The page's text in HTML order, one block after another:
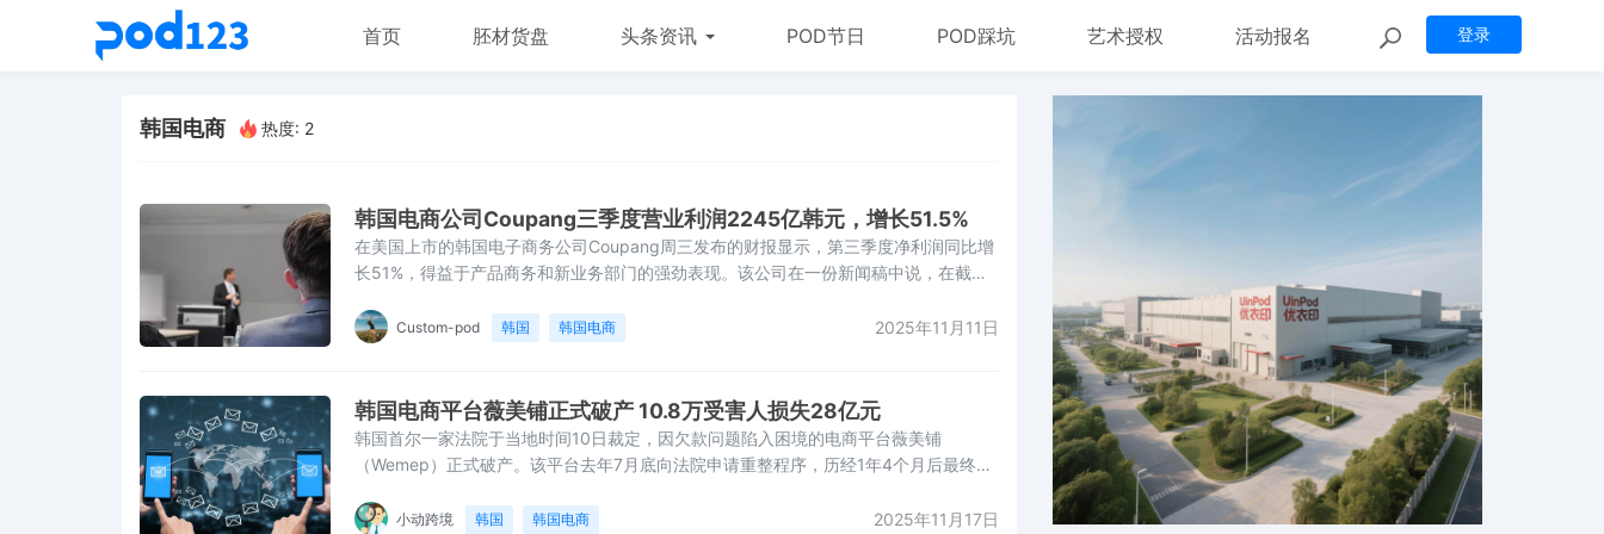
登录
首页 胚材货盘 头条资讯 POD节日 POD踩坑 艺术授权 活动报名
韩国电商 热度: 2
韩国电商公司Coupang三季度营业利润2245亿韩元，增长51.5%
在美国上市的韩国电子商务公司Coupang周三发布的财报显示，第三季度净利润同比增
长51%，得益于产品商务和新业务部门的强劲表现。该公司在一份新闻稿中说，在截至9
元）。营业利润从1481亿韩元增至2245亿韩元，增长了51.5%，营收从10.69万亿韩元
Custom-pod 韩国 韩国电商 2025年11月11日
韩国电商平台薇美铺正式破产 10.8万受害人损失28亿元
韩国首尔一家法院于当地时间10日裁定，因欠款问题陷入困境的电商平台薇美铺
（Wemep）正式破产。该平台去年7月底向法院申请重整程序，历经1年4个月后最终被
失金额约5800亿韩元（约合人民币28亿元）。财报显示其总资产为486亿韩元（约合
小动跨境 韩国 韩国电商 2025年11月17日